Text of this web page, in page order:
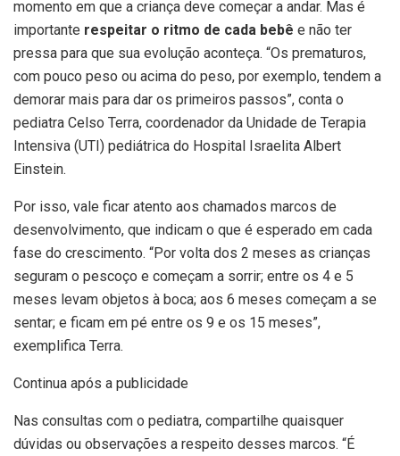
momento em que a criança deve começar a andar. Mas é
importante respeitar o ritmo de cada bebê e não ter
pressa para que sua evolução aconteça. “Os prematuros,
com pouco peso ou acima do peso, por exemplo, tendem a
demorar mais para dar os primeiros passos”, conta o
pediatra Celso Terra, coordenador da Unidade de Terapia
Intensiva (UTI) pediátrica do Hospital Israelita Albert
Einstein.
Por isso, vale ficar atento aos chamados marcos de
desenvolvimento, que indicam o que é esperado em cada
fase do crescimento. “Por volta dos 2 meses as crianças
seguram o pescoço e começam a sorrir; entre os 4 e 5
meses levam objetos à boca; aos 6 meses começam a se
sentar; e ficam em pé entre os 9 e os 15 meses”,
exemplifica Terra.
Continua após a publicidade
Nas consultas com o pediatra, compartilhe quaisquer
dúvidas ou observações a respeito desses marcos. “É